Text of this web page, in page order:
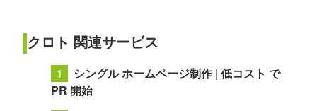
クロト 関連サービス
シングル ホームページ制作 | 低コスト で
PR 開始